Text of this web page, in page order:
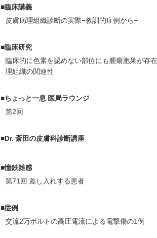
■臨床講義
皮膚病理組織診断の実際−教訓的症例から−
■臨床研究
臨床的に色素を認めない部位にも腫瘍胞巣が存
理組織の関連性
■ちょっと一息 医局ラウンジ
第2回
■Dr. 斎田の皮膚科診断講座
■憧鉄雑感
第71回 差し入れする患者
■症例
交流2万ボルトの高圧電流による電撃傷の1例